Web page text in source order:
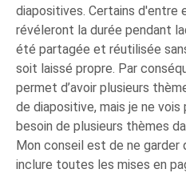
diapositives. Certains d'entre
révéleront la durée pendant
été partagée et réutilisée
soit laissé propre. Par
permet d’avoir plusieurs
de diapositive, mais je ne vois
besoin de plusieurs thèmes
Mon conseil est de ne garder
inclure toutes les mises en